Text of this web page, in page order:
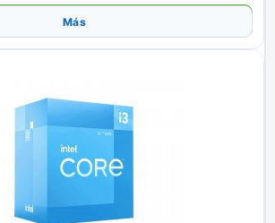
Añadir
Más